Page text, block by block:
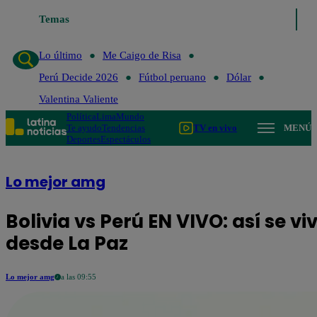
Temas
Lo último Me Caigo de Risa
Lo último
Me Caigo de Risa
Perú Decide 2026
Fútbol peruano
Dólar
Valentina Valiente
PolíticaLimaMundo
Te ayudoTendencias
DeportesEspectáculos
TV en vivo MENÚ
Lo mejor amg
Bolivia vs Perú EN VIVO: así se
desde La Paz
Lo mejor amg a las 09:55